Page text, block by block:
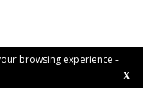
browsing experience -
X